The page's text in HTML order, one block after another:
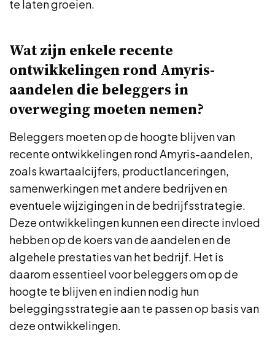
te laten groeien.
Wat zijn enkele recente
ontwikkelingen rond Amyris-
aandelen die beleggers in
overweging moeten nemen?
Beleggers moeten op de hoogte blijven van
recente ontwikkelingen rond Amyris-aandelen,
zoals kwartaalcijfers, productlanceringen,
samenwerkingen met andere bedrijven en
eventuele wijzigingen in de bedrijfsstrategie.
Deze ontwikkelingen kunnen een directe invloed
hebben op de koers van de aandelen en de
algehele prestaties van het bedrijf. Het is
daarom essentieel voor beleggers om op de
hoogte te blijven en indien nodig hun
beleggingsstrategie aan te passen op basis van
deze ontwikkelingen.